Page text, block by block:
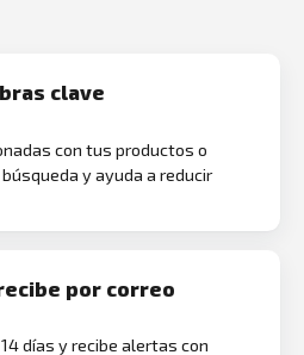
clave
con tus productos o
y ayuda a reducir
por correo
días y recibe alertas con